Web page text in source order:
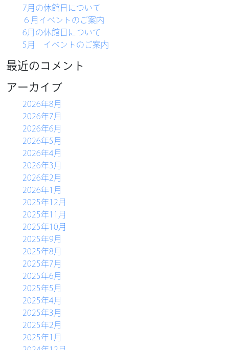
HOME
農産物直売所
バーベキュー
物産コーナー
軽食コーナー
別館ふるさとハウス
ベーカリー＆カフェ
ふるさと木の家
アクセス
7月の休館日について
６月イベントのご案内
6月の休館日について
5月 イベントのご案内
最近のコメント
アーカイブ
2026年8月
2026年7月
2026年6月
2026年5月
2026年4月
2026年3月
2026年2月
2026年1月
2025年12月
2025年11月
2025年10月
2025年9月
2025年8月
2025年7月
2025年6月
2025年5月
2025年4月
2025年3月
2025年2月
2025年1月